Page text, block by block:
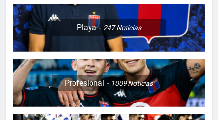
Playa 247Noticias
Profesional 1009Noticias